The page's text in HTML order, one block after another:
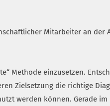
Mitarbeiter an der
Methode einzusetzen.
Zielsetzung die richtige
werden können. Gerade im